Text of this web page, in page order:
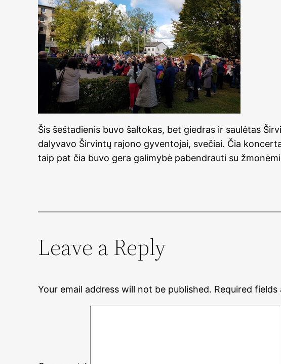
Šis šeštadienis buvo šaltokas, bet giedras ir saulėtas
dalyvavo Širvintų rajono gyventojai, svečiai. Čia
taip pat čia buvo gera galimybė pabendrauti su
Leave a Reply
Your email address will not be published. Required fields